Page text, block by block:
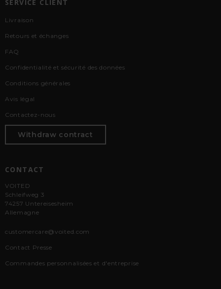
SERVICE CLIENT
Livraison
Retours et échanges
FAQ
Confidentialité et sécurité des données
Conditions générales
Avis légal
Contactez-nous
Withdraw contract
CONTACT
VOITED
Schleifweg 3
74257 Untereisesheim
Allemagne
customercare@voited.com
Contact Presse
Commandes personnalisées et d'entreprise